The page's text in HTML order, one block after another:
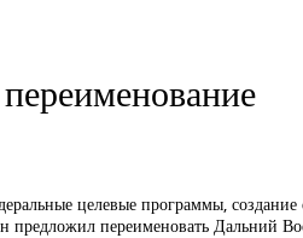
целевые программы,
предложил переименовать Дальний